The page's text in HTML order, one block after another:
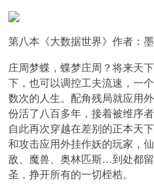
第八本《大数据世界》作者：
庄周梦蝶，蝶梦庄周？将来天
下，也可以调控工夫流速，一
数次的人生。配角残局就应用
份活了八百多年，接着被维序
自此再次穿越在差别的正本天
和攻击应用外挂作妖的玩家，
敌、魔兽、奥林匹斯…到处都
圣，挣开所有的一切桎梏。